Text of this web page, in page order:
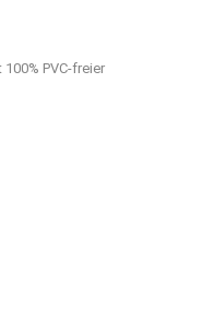
PVC-freier